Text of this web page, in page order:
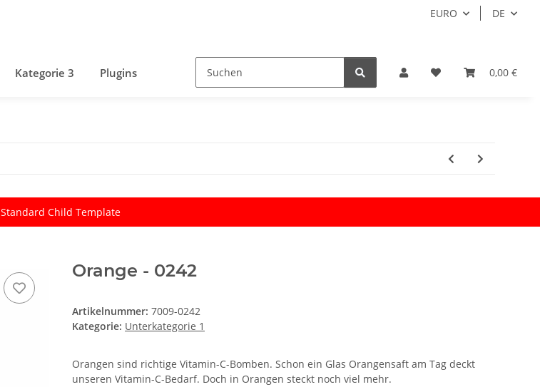
EURO DE
0,00 €
Kategorie 3 Plugins
Standard Child Template
Orange - 0242
Artikelnummer: 7009-0242
Kategorie: Unterkategorie 1
Orangen sind richtige Vitamin-C-Bomben. Schon ein Glas Orangensaft am Tag deckt
unseren Vitamin-C-Bedarf. Doch in Orangen steckt noch viel mehr.